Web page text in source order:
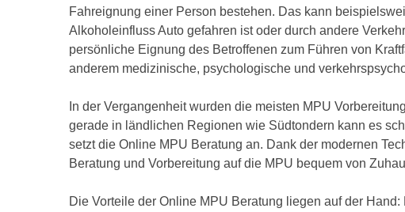
Fahreignung einer Person bestehen. Das kann
Alkoholeinfluss Auto gefahren ist oder durch andere
persönliche Eignung des Betroffenen zum Führen von
anderem medizinische, psychologische und
In der Vergangenheit wurden die meisten MPU
gerade in ländlichen Regionen wie Südtondern kann es
setzt die Online MPU Beratung an. Dank der modernen
Beratung und Vorbereitung auf die MPU bequem von
Die Vorteile der Online MPU Beratung liegen auf der